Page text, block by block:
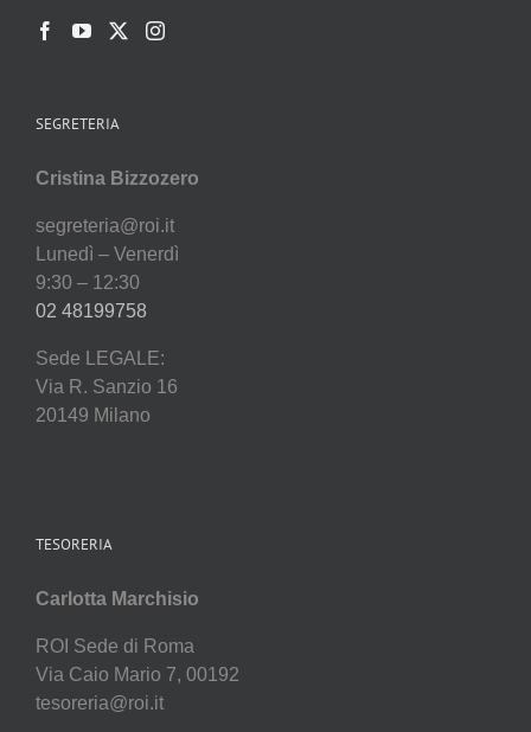
SEGRETERIA
Cristina Bizzozero
segreteria@roi.it
Lunedì – Venerdì
9:30 – 12:30
02 48199758
Sede LEGALE:
Via R. Sanzio 16
20149 Milano
TESORERIA
Carlotta Marchisio
ROI Sede di Roma
Via Caio Mario 7, 00192
tesoreria@roi.it